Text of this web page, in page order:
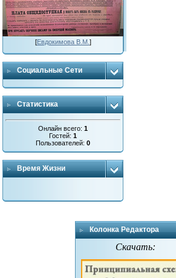
[Евдокимова В.М. ]
Социальные Сети
Статистика
Онлайн всего:1
Гостей:1
Пользователей:0
Время Жизни
Колонка Редактора
Скачать: